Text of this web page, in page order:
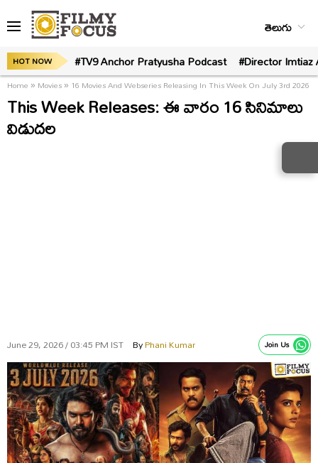
తెలుగు
HOT NOW #TV9 Anchor Pratyusha Podcast #Director
Home» Movies» 16 Movies And Webseries Releasing In This Week On July 3rd 2026
This Week Releases: ఈ వారం 16 సినిమాలు
విడుదల
June 29, 2026 / 03:45 PM IST ByPhani Kumar Join Us